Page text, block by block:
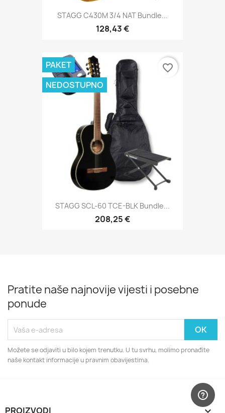
STAGG C430M 3/4 NAT Bundle...
128,43 €
STAGG SCL-60 TCE-BLK Bundle...
208,25 €
PAKET
NEDOSTUPNO
favorite_border
Pratite naše najnovije vijesti i posebne
ponude
Možete se odjaviti u bilo kojem trenutku. U tu svrhu, molimo pronađite
naše kontakt informacije u pravnim obavijestima.
PROIZVODI